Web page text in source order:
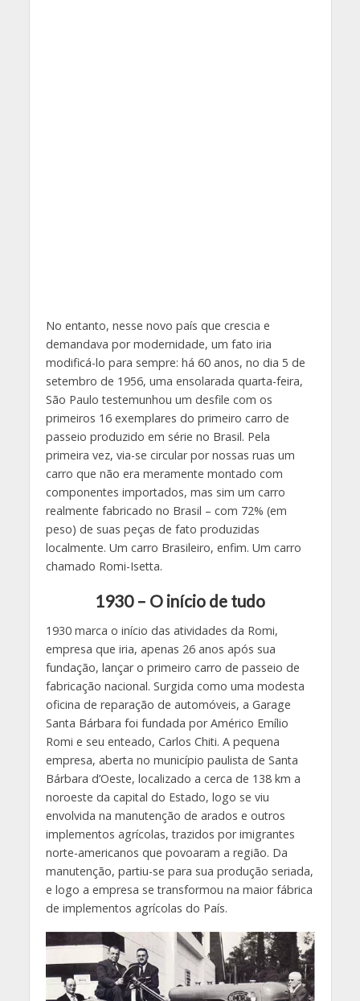
No entanto, nesse novo país que crescia e
demandava por modernidade, um fato iria
modificá-lo para sempre: há 60 anos, no dia 5 de
setembro de 1956, uma ensolarada quarta-feira,
São Paulo testemunhou um desfile com os
primeiros 16 exemplares do primeiro carro de
passeio produzido em série no Brasil. Pela
primeira vez, via-se circular por nossas ruas um
carro que não era meramente montado com
componentes importados, mas sim um carro
realmente fabricado no Brasil – com 72% (em
peso) de suas peças de fato produzidas
localmente. Um carro Brasileiro, enfim. Um carro
chamado Romi-Isetta.
1930 – O início de tudo
1930 marca o início das atividades da Romi,
empresa que iria, apenas 26 anos após sua
fundação, lançar o primeiro carro de passeio de
fabricação nacional. Surgida como uma modesta
oficina de reparação de automóveis, a Garage
Santa Bárbara foi fundada por Américo Emílio
Romi e seu enteado, Carlos Chiti. A pequena
empresa, aberta no município paulista de Santa
Bárbara d’Oeste, localizado a cerca de 138 km a
noroeste da capital do Estado, logo se viu
envolvida na manutenção de arados e outros
implementos agrícolas, trazidos por imigrantes
norte-americanos que povoaram a região. Da
manutenção, partiu-se para sua produção seriada,
e logo a empresa se transformou na maior fábrica
de implementos agrícolas do País.